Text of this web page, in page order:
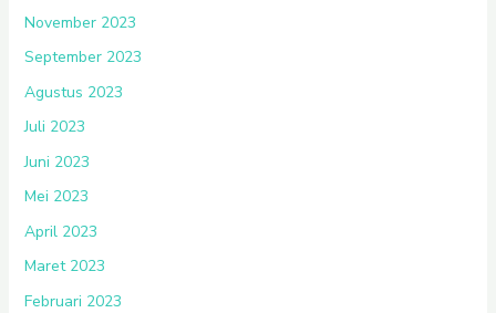
November 2023
September 2023
Agustus 2023
Juli 2023
Juni 2023
Mei 2023
April 2023
Maret 2023
Februari 2023